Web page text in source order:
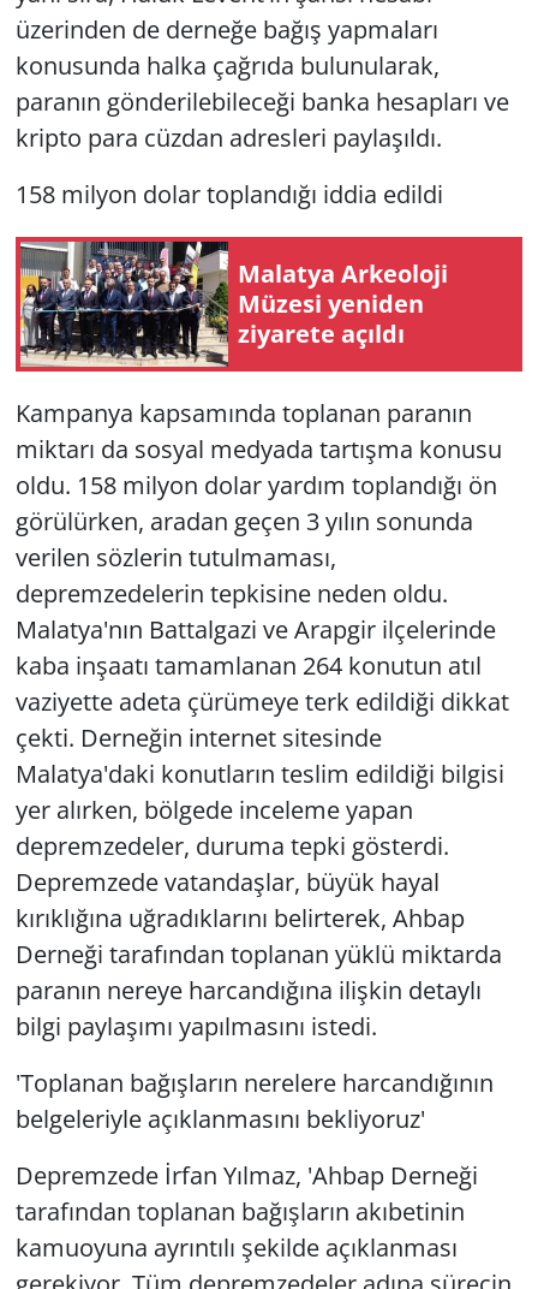
üzerinden de derneğe bağış yapmaları
konusunda halka çağrıda bulunularak,
paranın gönderilebileceği banka hesapları ve
kripto para cüzdan adresleri paylaşıldı.
158 milyon dolar toplandığı iddia edildi
Malatya Arkeoloji
Müzesi yeniden
ziyarete açıldı
Kampanya kapsamında toplanan paranın
miktarı da sosyal medyada tartışma konusu
oldu. 158 milyon dolar yardım toplandığı ön
görülürken, aradan geçen 3 yılın sonunda
verilen sözlerin tutulmaması,
depremzedelerin tepkisine neden oldu.
Malatya'nın Battalgazi ve Arapgir ilçelerinde
kaba inşaatı tamamlanan 264 konutun atıl
vaziyette adeta çürümeye terk edildiği dikkat
çekti. Derneğin internet sitesinde
Malatya'daki konutların teslim edildiği bilgisi
yer alırken, bölgede inceleme yapan
depremzedeler, duruma tepki gösterdi.
Depremzede vatandaşlar, büyük hayal
kırıklığına uğradıklarını belirterek, Ahbap
Derneği tarafından toplanan yüklü miktarda
paranın nereye harcandığına ilişkin detaylı
bilgi paylaşımı yapılmasını istedi.
'Toplanan bağışların nerelere harcandığının
belgeleriyle açıklanmasını bekliyoruz'
Depremzede İrfan Yılmaz, 'Ahbap Derneği
tarafından toplanan bağışların akıbetinin
kamuoyuna ayrıntılı şekilde açıklanması